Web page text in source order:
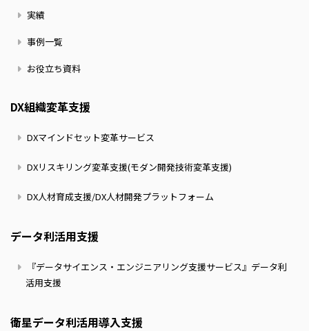
実績
事例一覧
お役立ち資料
DX組織変革支援
DXマインドセット変革サービス
DXリスキリング変革支援(モダン開発技術変革支援)
DX人材育成支援/DX人材開発プラットフォーム
データ利活用支援
『データサイエンス・エンジニアリング支援サービス』データ利
活用支援
衛星データ利活用導入支援